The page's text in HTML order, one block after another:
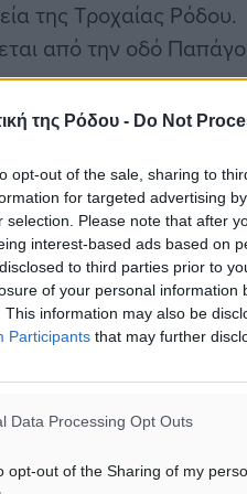
της Ρόδου - Do Not
opt-out of the sale, sharing to
for targeted advertising
selection. Please note that after
interest-based ads based on
to third parties prior to
of your personal information
This information may also be
Participants that may further
Data Processing Opt Outs
opt-out of the Sharing of my
της Τροχαίας Ρόδου.
από την οδό
με το όχημα τους από τα
του λιμανιού πριν
τις 07:00 έως τις
αναζήτησης